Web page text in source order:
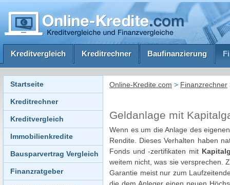
Kreditvergleich Kreditrechner Baufinanzierung
Online-Kredite.com > Finanzrechner
Geldanlage mit
Wenn es um die Anlage des
Rendite. Dieses Verhalten haben
Fonds und -zertifikaten mit
weitem nicht, was sie versprechen.
Garantie meist nur zum
Startseite
Kreditrechner
Kreditvergleich
Immobilienkredite
Bausparvertrag Vergleich
Finanzratgeber